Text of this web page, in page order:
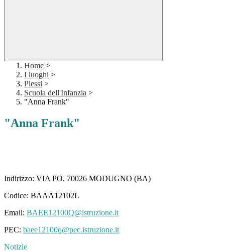
Home >
I luoghi >
Plessi >
Scuola dell'Infanzia >
"Anna Frank"
"Anna Frank"
Indirizzo: VIA PO, 70026 MODUGNO (BA)
Codice: BAAA12102L
Email: BAEE12100Q@istruzione.it
PEC: baee12100q@pec.istruzione.it
Notizie